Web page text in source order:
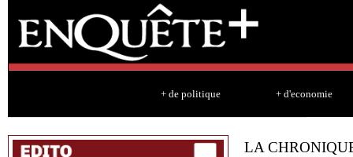
+ de politique + d'economie
LA